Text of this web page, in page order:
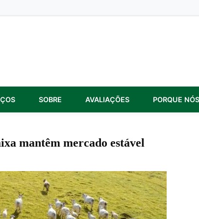
SOBRE AVALIAÇÕES PORQUE NÓS
mantêm mercado estável